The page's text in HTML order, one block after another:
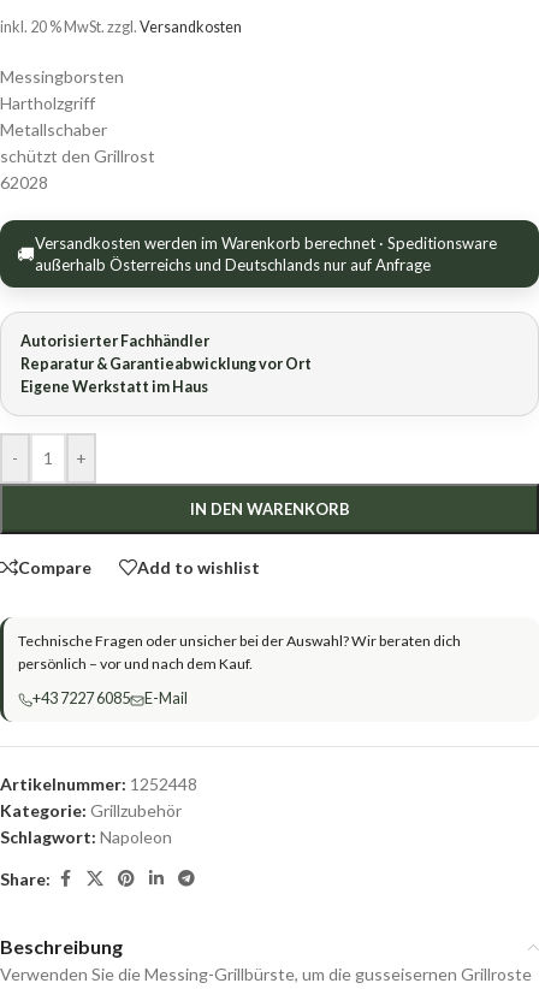
inkl. 20 % MwSt. zzgl. Versandkosten
Messingborsten
Hartholzgriff
Metallschaber
schützt den Grillrost
62028
🚚Versandkosten werden im Warenkorb berechnet · Speditionsware
außerhalb Österreichs und Deutschlands nur auf Anfrage
Autorisierter Fachhändler
Reparatur & Garantieabwicklung vor Ort
Eigene Werkstatt im Haus
- +
IN DEN WARENKORB
Compare Add to wishlist
Technische Fragen oder unsicher bei der Auswahl? Wir beraten dich
persönlich – vor und nach dem Kauf.
+43 7227 6085 E-Mail
Artikelnummer: 1252448
Kategorie: Grillzubehör
Schlagwort: Napoleon
Share:
Beschreibung
Verwenden Sie die Messing-Grillbürste, um die gusseisernen Grillroste